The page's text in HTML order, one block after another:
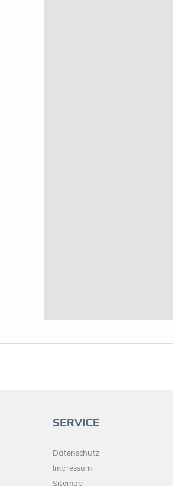
SERVICE
Datenschutz
Impressum
Sitemap